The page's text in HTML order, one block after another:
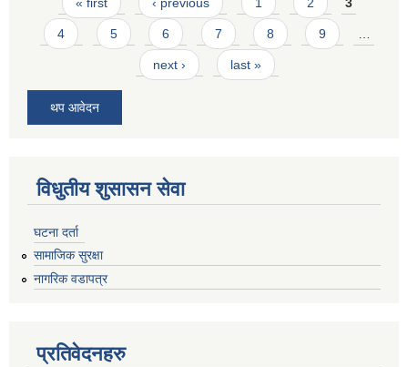
« first ‹ previous 1 2 3
4 5 6 7 8 9 …
next › last »
थप आवेदन
विधुतीय शुसासन सेवा
घटना दर्ता
सामाजिक सुरक्षा
नागरिक वडापत्र
प्रतिवेदनहरु